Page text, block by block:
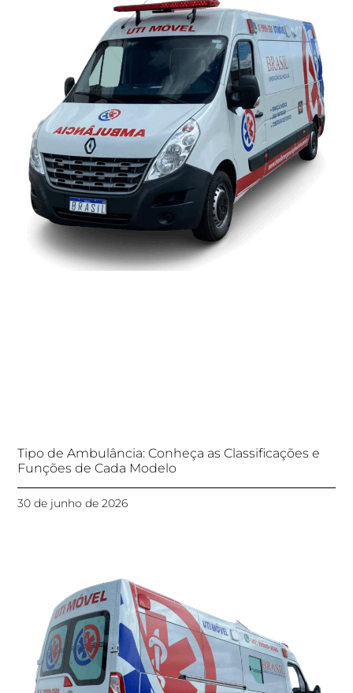
Tipo de Ambulância: Conheça as Classificações e
Funções de Cada Modelo
30 de junho de 2026